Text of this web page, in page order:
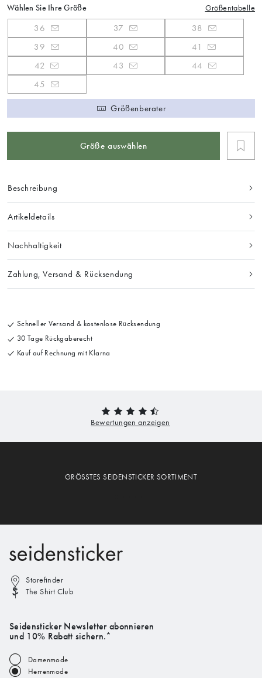
Wählen Sie Ihre Größe Größentabelle
36 37
38
39
40
41
42
43
44
45
Größenberater
Größe auswählen
Beschreibung
Artikeldetails
Nachhaltigkeit
Zahlung, Versand & Rücksendung
Schneller Versand & kostenlose Rücksendung
30 Tage Rückgaberecht
Kauf auf Rechnung mit Klarna
GRÖSSTES SEIDENSTICKER SORTIMENT
Storefinder
The Shirt Club
Seidensticker Newsletter abonnieren
und 10% Rabatt sichern.*
Damenmode
Herrenmode